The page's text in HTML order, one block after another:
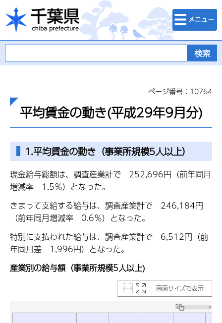
千葉県
検索・メニュ
ー
ページ番号：10764
平均賃金の動き(平成29年9月分)
1.平均賃金の動き（事業所規模5人以上）
現金給与総額は、調査産業計で 252,696円（前年同月
増減率 1.5％）となった。
きまって支給する給与は、調査産業計で 246,184円
（前年同月増減率 0.6％）となった。
特別に支払われた給与は、調査産業計で 6,512円（前
年同月差 1,996円）となった。
産業別の給与額（事業所規模5人以上)
画面サイズで表示